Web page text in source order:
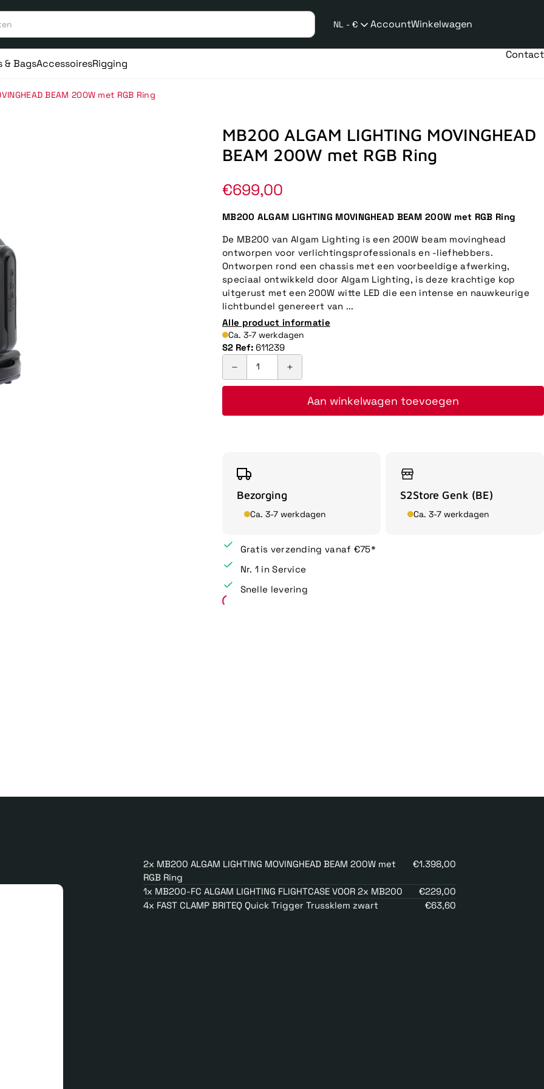
NL - €
taalwijziging
AccountWinkelwagen
& BagsAccessoiresRigging
Contact
BEAM 200W met RGB Ring
MB200 ALGAM LIGHTING MOVINGHEAD
BEAM 200W met RGB Ring
Normale
prijs
€699,00
MB200 ALGAM LIGHTING MOVINGHEAD BEAM 200W met RGB Ring
De MB200 van Algam Lighting is een 200W beam movinghead
ontworpen voor verlichtingsprofessionals en -liefhebbers.
Ontworpen rond een chassis met een voorbeeldige afwerking,
speciaal ontwikkeld door Algam Lighting, is deze krachtige kop
uitgerust met een 200W witte LED die een intense en nauwkeurige
lichtbundel genereert van ...
Alle product informatie
Ca. 3-7 werkdagen
S2 Ref: 611239
Aan winkelwagen toevoegen
Bezorging
Ca. 3-7 werkdagen
S2Store Genk (BE)
Ca. 3-7 werkdagen
Gratis verzending vanaf €75*
Nr. 1 in Service
Snelle levering
2x MB200 ALGAM LIGHTING MOVINGHEAD BEAM 200W met
RGB Ring
€1.398,00
1x MB200-FC ALGAM LIGHTING FLIGHTCASE VOOR 2x MB200
€229,00
4x FAST CLAMP BRITEQ Quick Trigger Trussklem zwart
€63,60